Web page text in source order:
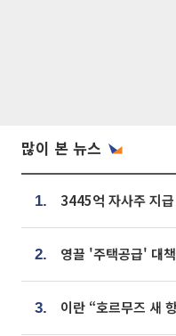
많이 본 뉴스
1.
2.
3.